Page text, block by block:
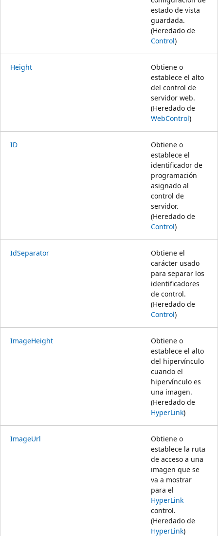
estado de vista
guardada.
(Heredado de
Control)
Height
Obtiene o
establece el alto
del control de
servidor web.
(Heredado de
WebControl)
ID
Obtiene o
establece el
identificador de
programación
asignado al
control de
servidor.
(Heredado de
Control)
IdSeparator
Obtiene el
carácter usado
para separar los
identificadores
de control.
(Heredado de
Control)
ImageHeight
Obtiene o
establece el alto
del hipervínculo
cuando el
hipervínculo es
una imagen.
(Heredado de
HyperLink)
ImageUrl
Obtiene o
establece la ruta
de acceso a una
imagen que se
va a mostrar
para el
HyperLink
control.
(Heredado de
HyperLink)